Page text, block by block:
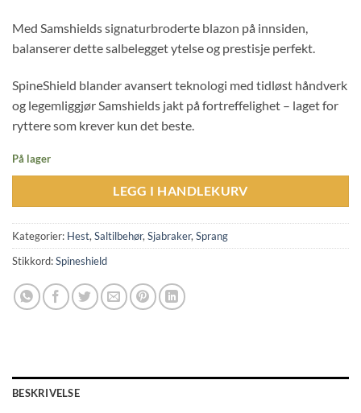
Med Samshields signaturbroderte blazon på innsiden,
balanserer dette salbelegget ytelse og prestisje perfekt.
SpineShield blander avansert teknologi med tidløst håndverk
og legemliggjør Samshields jakt på fortreffelighet – laget for
ryttere som krever kun det beste.
På lager
LEGG I HANDLEKURV
Kategorier: Hest,Saltilbehør,Sjabraker,Sprang
Stikkord:Spineshield
BESKRIVELSE